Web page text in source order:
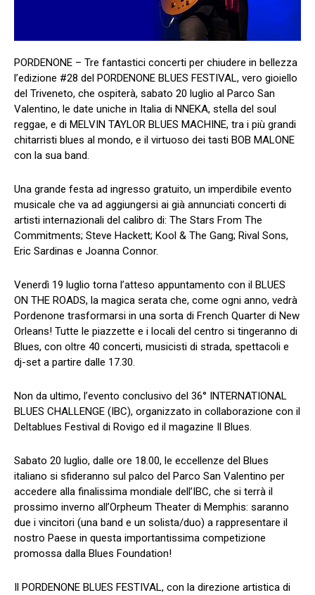
PORDENONE – Tre fantastici concerti per chiudere in bellezza
l’edizione #28 del PORDENONE BLUES FESTIVAL, vero gioiello
del Triveneto, che ospiterà, sabato 20 luglio al Parco San
Valentino, le date uniche in Italia di NNEKA, stella del soul
reggae, e di MELVIN TAYLOR BLUES MACHINE, tra i più grandi
chitarristi blues al mondo, e il virtuoso dei tasti BOB MALONE
con la sua band.
Una grande festa ad ingresso gratuito, un imperdibile evento
musicale che va ad aggiungersi ai già annunciati concerti di
artisti internazionali del calibro di: The Stars From The
Commitments; Steve Hackett; Kool & The Gang; Rival Sons,
Eric Sardinas e Joanna Connor.
Venerdì 19 luglio torna l’atteso appuntamento con il BLUES
ON THE ROADS, la magica serata che, come ogni anno, vedrà
Pordenone trasformarsi in una sorta di French Quarter di New
Orleans! Tutte le piazzette e i locali del centro si tingeranno di
Blues, con oltre 40 concerti, musicisti di strada, spettacoli e
dj-set a partire dalle 17.30.
Non da ultimo, l’evento conclusivo del 36° INTERNATIONAL
BLUES CHALLENGE (IBC), organizzato in collaborazione con il
Deltablues Festival di Rovigo ed il magazine Il Blues.
Sabato 20 luglio, dalle ore 18.00, le eccellenze del Blues
italiano si sfideranno sul palco del Parco San Valentino per
accedere alla finalissima mondiale dell’IBC, che si terrà il
prossimo inverno all’Orpheum Theater di Memphis: saranno
due i vincitori (una band e un solista/duo) a rappresentare il
nostro Paese in questa importantissima competizione
promossa dalla Blues Foundation!
Il PORDENONE BLUES FESTIVAL, con la direzione artistica di